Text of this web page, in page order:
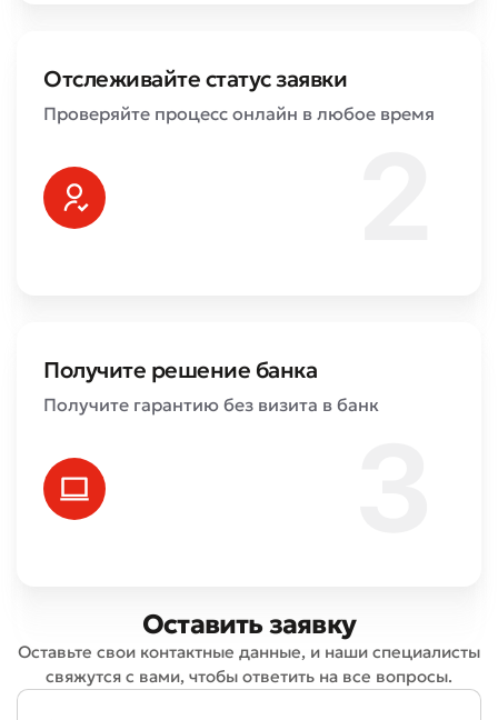
Отслеживайте статус заявки
Проверяйте процесс онлайн в любое время
Получите решение банка
Получите гарантию без визита в банк
Оставить заявку
Оставьте свои контактные данные, и наши специалисты
свяжутся с вами, чтобы ответить на все вопросы.